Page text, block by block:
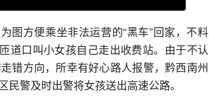
图方便乘坐非法运营的“黑车”回家，不料
道口叫小女孩自己走出收费站。由于不认
错方向，所幸有好心路人报警，黔西南州
警及时出警将女孩送出高速公路。